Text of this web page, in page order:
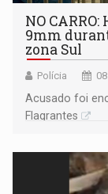
NO
9mm
zona Sul
Polícia
Acusado foi
Flagrantes